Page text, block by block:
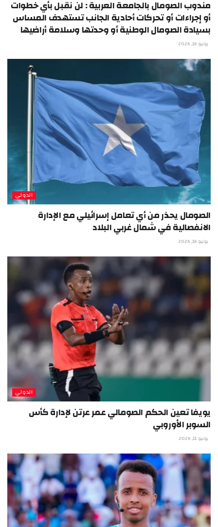
مندوب الصومال بالجامعة العربية : لن نقبل بأي خطوات
أو إجراءات أو تحركات أحادية الجانب تستهدف المساس
بسيادة الصومال الوطنية أو وحدتها وسلامة أراضيها
يونيو 16, 2026
الدولي
الصومال يحذر من أي تعامل إسرائيلي مع الإدارة
الانفصالية في شمال غربي البلاد
يونيو 16, 2026
الدولي
يويفا تعين الحكم الصومالي عمر عرتن لإدارة كأس
السوبر الأوروبي
يونيو 11, 2026